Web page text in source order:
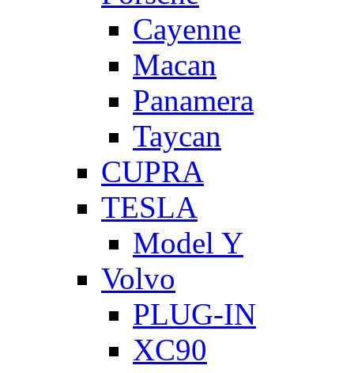
Cayenne
Macan
Panamera
Taycan
CUPRA
TESLA
Model Y
Volvo
PLUG-IN
XC90